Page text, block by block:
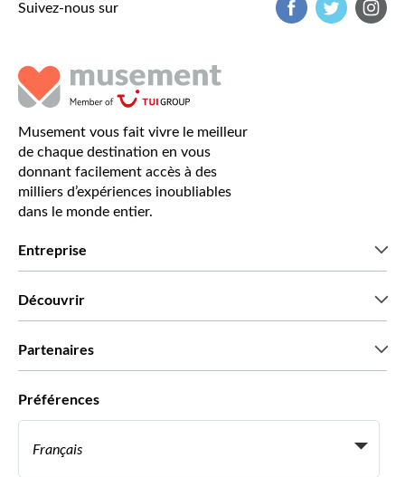
Suivez-nous sur
Musement vous fait vivre le meilleur
de chaque destination en vous
donnant facilement accès à des
milliers d’expériences inoubliables
dans le monde entier.
Entreprise
Découvrir
Partenaires
Préférences
Français